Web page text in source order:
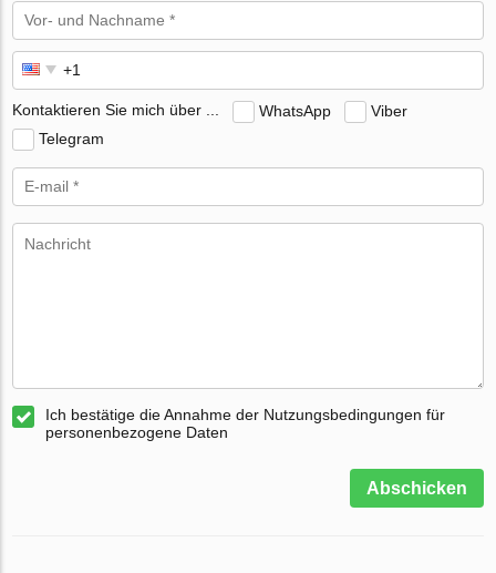
Kontaktieren Sie mich über ... WhatsApp
Viber
Telegram
Ich bestätige die Annahme der Nutzungsbedingungen für
personenbezogene Daten
Abschicken